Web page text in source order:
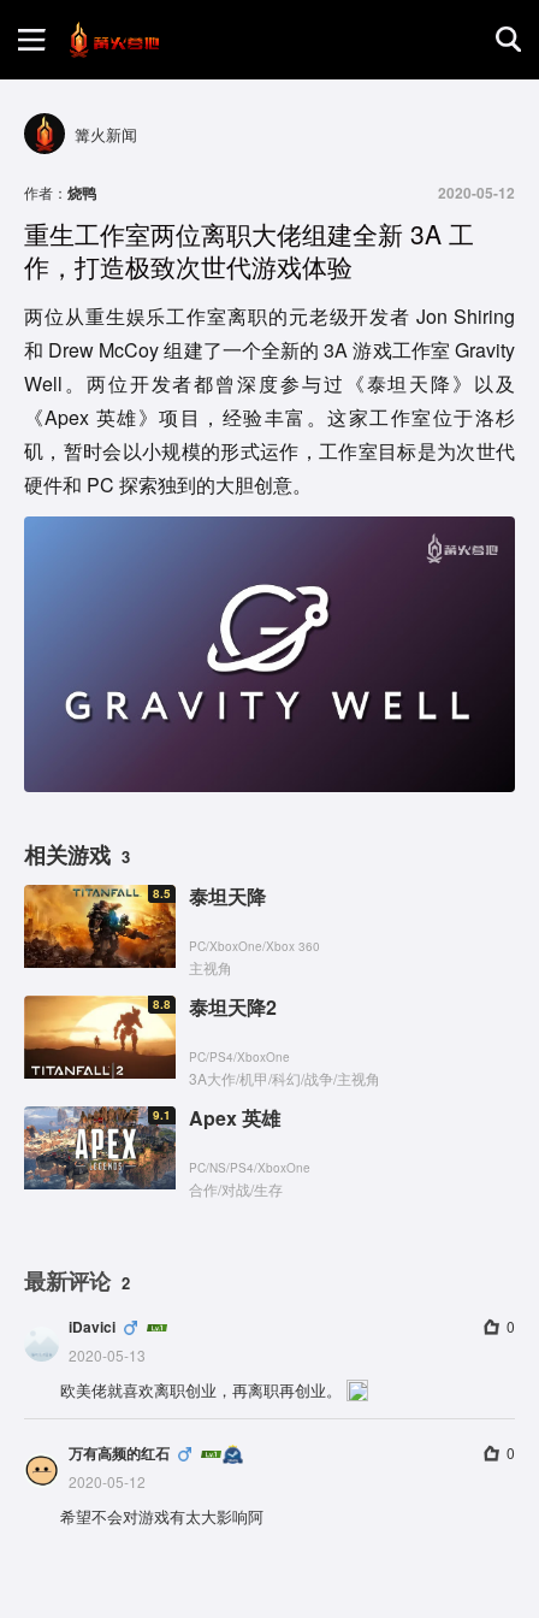
游戏评测
地图攻略
篝火新闻
作者： 烧鸭 2020-05-12
重生工作室两位离职大佬组建全新 3A 工
作，打造极致次世代游戏体验
两位从重生娱乐工作室离职的元老级开发者 Jon Shiring
和 Drew McCoy 组建了一个全新的 3A 游戏工作室 Gravity
Well。两位开发者都曾深度参与过《泰坦天降》以及
《Apex 英雄》项目，经验丰富。这家工作室位于洛杉
矶，暂时会以小规模的形式运作，工作室目标是为次世代
硬件和 PC 探索独到的大胆创意。 ​
相关游戏 3
8.5 泰坦天降
PC/XboxOne/Xbox 360
主视角
8.8 泰坦天降2
PC/PS4/XboxOne
3A大作/机甲/科幻/战争/主视角
9.1 Apex 英雄
PC/NS/PS4/XboxOne
合作/对战/生存
最新评论 2
iDavici
2020-05-13
0
欧美佬就喜欢离职创业，再离职再创业。
万有高频的红石
2020-05-12
0
希望不会对游戏有太大影响阿